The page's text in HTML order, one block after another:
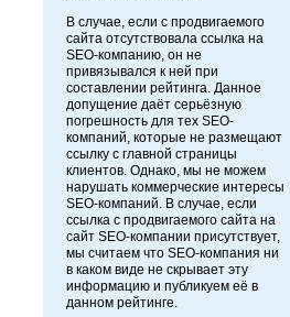
В случае, если с продвигаемого
сайта отсутствовала ссылка на
SEO-компанию, он не
привязывался к ней при
составлении рейтинга. Данное
допущение даёт серьёзную
погрешность для тех SEO-
компаний, которые не размещают
ссылку с главной страницы
клиентов. Однако, мы не можем
нарушать коммерческие интересы
SEO-компаний. В случае, если
ссылка с продвигаемого сайта на
сайт SEO-компании присутствует,
мы считаем что SEO-компания ни
в каком виде не скрывает эту
информацию и публикуем её в
данном рейтинге.